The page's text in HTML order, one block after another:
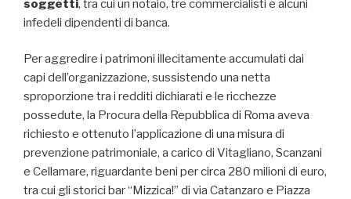
soggetti, tra cui un notaio, tre commercialisti e alcuni
infedeli dipendenti di banca.
Per aggredire i patrimoni illecitamente accumulati dai
capi dell’organizzazione, sussistendo una netta
sproporzione tra i redditi dichiarati e le ricchezze
possedute, la Procura della Repubblica di Roma aveva
richiesto e ottenuto l’applicazione di una misura di
prevenzione patrimoniale, a carico di Vitagliano, Scanzani
e Cellamare, riguardante beni per circa 280 milioni di euro,
tra cui gli storici bar “Mizzica!” di via Catanzaro e Piazza